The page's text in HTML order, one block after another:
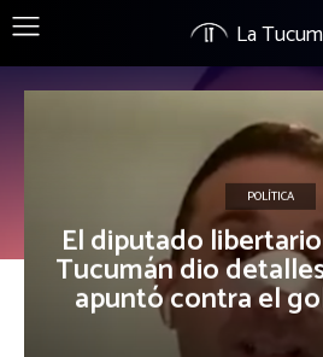
La
POLÍTICA
El diputado
Tucumán dio
apuntó contra el